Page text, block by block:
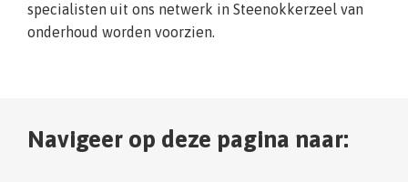
specialisten uit ons netwerk in Steenokkerzeel van
onderhoud worden voorzien.
Navigeer op deze pagina naar: